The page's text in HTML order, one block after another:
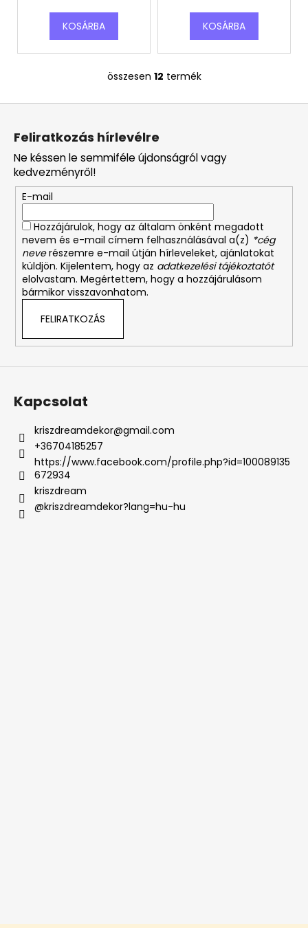
KOSÁRBA KOSÁRBA
L
i
a
i
á
n
y
í
t
á
s
i
összesen 12 termék
L
Feliratkozás hírlevélre
Ne késsen le semmiféle újdonságról vagy
kedvezményről!
E-mail
Hozzájárulok, hogy az általam önként megadott
nevem és e-mail címem felhasználásával a(z) *cég
neverészemre e-mail útján hírleveleket, ajánlatokat
küldjön. Kijelentem, hogy az adatkezelési tájékoztatót
elolvastam. Megértettem, hogy a hozzájárulásom
bármikor visszavonhatom.
FELIRATKOZÁS
Kapcsolat
kriszdreamdekor@gmail.com
+36704185257
https://www.facebook.com/profile.php?id=100089135
672934
kriszdream
@kriszdreamdekor?lang=hu-hu